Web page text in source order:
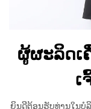
ຜູ້ຜະລິດເ
ເ
ຍິນດີຕ້ອນຮັບທ່ານໃນບໍ